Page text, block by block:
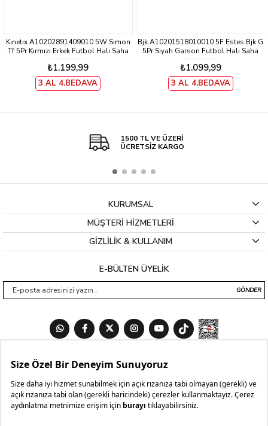
Kınetıx A10202891409010 5W Sımon
Tf 5Pr Kırmızı Erkek Futbol Halı Saha
Ayakkabısı
₺1.199,99
3 AL 4.BEDAVA
Bjk A10201518010010 5F Estes Bjk G
5Pr Sıyah Garson Futbol Halı Saha
Ayakkabısı
₺1.099,99
3 AL 4.BEDAVA
1500 TL VE ÜZERİ
ÜCRETSİZ KARGO
KURUMSAL
MÜŞTERİ HİZMETLERİ
GİZLİLİK & KULLANIM
E-BÜLTEN ÜYELİK
GÖNDER